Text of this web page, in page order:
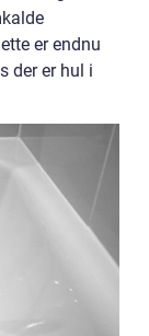
er endnu
der er hul i